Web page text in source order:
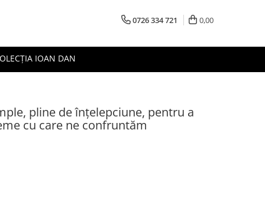
0726 334 721 0,00
IOAN DAN
pline de înțelepciune, pentru a
cu care ne confruntăm